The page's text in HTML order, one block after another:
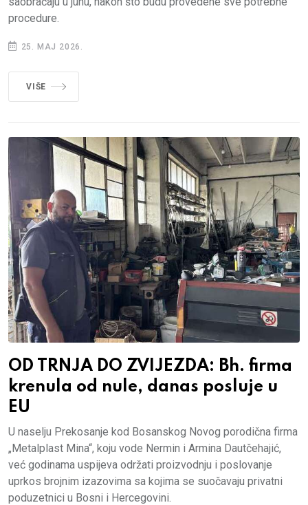
procedure.
25. MAJ 2026.
VIŠE
OD TRNJA DO ZVIJEZDA: Bh. firma
krenula od nule, danas posluje u
EU
U naselju Prekosanje kod Bosanskog Novog porodična firma
„Metalplast Mina“, koju vode Nermin i Armina Dautčehajić,
već godinama uspijeva održati proizvodnju i poslovanje
uprkos brojnim izazovima sa kojima se suočavaju privatni
poduzetnici u Bosni i Hercegovini.